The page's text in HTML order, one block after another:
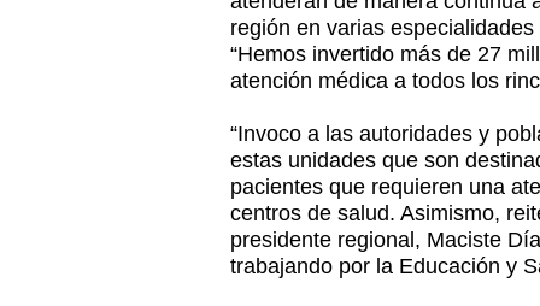
región en varias
“Hemos invertido más de 27
atención médica a todos los
“Invoco a las autoridades y
estas unidades que son
pacientes que requieren una
centros de salud. Asimismo,
presidente regional, Maciste
trabajando por la Educación y